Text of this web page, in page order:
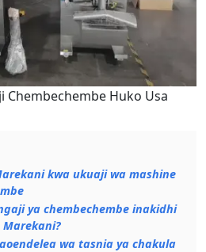
Chembechembe Huko Usa
kwa ukuaji wa mashine
ya chembechembe inakidhi
wa tasnia ya chakula